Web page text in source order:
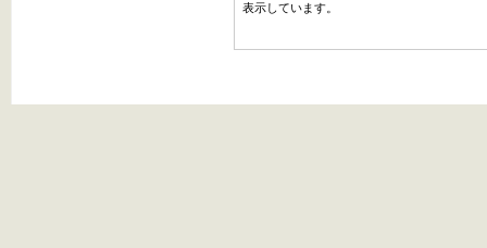
表示しています。